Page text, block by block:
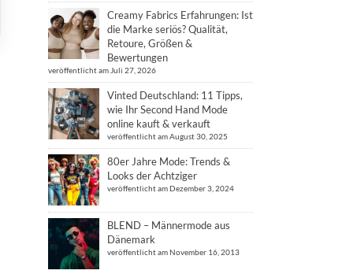
Creamy Fabrics Erfahrungen: Ist
die Marke seriös? Qualität,
Retoure, Größen &
Bewertungen
veröffentlicht am Juli 27, 2026
Vinted Deutschland: 11 Tipps,
wie Ihr Second Hand Mode
online kauft & verkauft
veröffentlicht am August 30, 2025
80er Jahre Mode: Trends &
Looks der Achtziger
veröffentlicht am Dezember 3, 2024
BLEND – Männermode aus
Dänemark
veröffentlicht am November 16, 2013